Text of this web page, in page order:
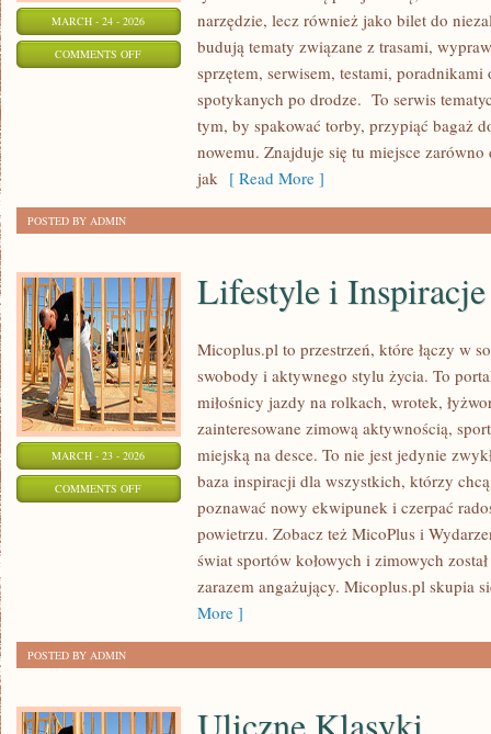
MARCH - 24 - 2026
COMMENTS OFFON
BIKEPACKINGOWE
narzędzie, lecz również jako bilet do
budują tematy związane z trasami,
sprzętem, serwisem, testami,
spotykanych po drodze. To serwis
tym, by spakować torby, przypiąć bagaż
nowemu. Znajduje się tu miejsce
jak [ Read More ]
POSTED BY ADMIN
MARCH - 23 - 2026
COMMENTS OFFON
LIFESTYLE
INSPIRACJE
Lifestyle i Inspiracje
Micoplus.pl to przestrzeń, które łączy w
swobody i aktywnego stylu życia. To
miłośnicy jazdy na rolkach, wrotek,
zainteresowane zimową aktywnością,
miejską na desce. To nie jest jedynie
baza inspiracji dla wszystkich, którzy
poznawać nowy ekwipunek i czerpać
powietrzu. Zobacz też MicoPlus i
świat sportów kołowych i zimowych
zarazem angażujący. Micoplus.pl skupia
More ]
POSTED BY ADMIN